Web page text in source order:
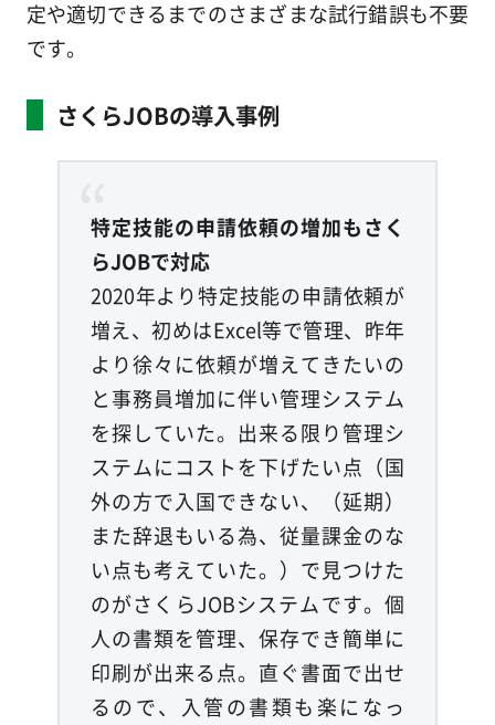
定や適切できるまでのさまざまな試行錯誤も不要
です。
さくらJOBの導入事例
特定技能の申請依頼の増加もさく
らJOBで対応
2020年より特定技能の申請依頼が
増え、初めはExcel等で管理、昨年
より徐々に依頼が増えてきたいの
と事務員増加に伴い管理システム
を探していた。出来る限り管理シ
ステムにコストを下げたい点（国
外の方で入国できない、（延期）
また辞退もいる為、従量課金のな
い点も考えていた。）で見つけた
のがさくらJOBシステムです。個
人の書類を管理、保存でき簡単に
印刷が出来る点。直ぐ書面で出せ
るので、入管の書類も楽になっ